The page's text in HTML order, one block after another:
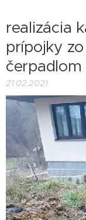
realizácia
prípojky
čerpadlom
21.02.2021